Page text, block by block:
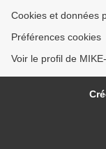
Cookies et données
Préférences cookies
Voir le profil de